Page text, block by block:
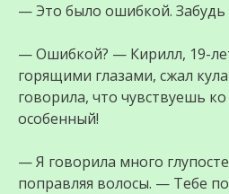
— Это было ошибкой. Забудь
— Ошибкой? — Кирилл, 19-
горящими глазами, сжал
говорила, что чувствуешь
особенный!
— Я говорила много
поправляя волосы. — Тебе